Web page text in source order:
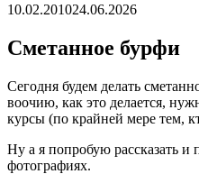
10.02.201024.06.2026
Сметанное бурфи
Сегодня будем делать
воочию, как это делается,
курсы (по крайней мере тем,
Ну а я попробую рассказать и
фотографиях.